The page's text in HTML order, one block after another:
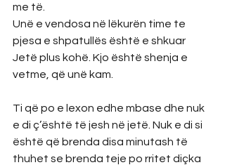
me të.
Unë e vendosa në lëkurën time te
pjesa e shpatullës është e shkuar
Jetë plus kohë. Kjo është shenja e
vetme, që unë kam.
Ti që po e lexon edhe mbase dhe nuk
e di ç’është të jesh në jetë. Nuk e di si
është që brenda disa minutash të
thuhet se brenda teje po rritet diçka